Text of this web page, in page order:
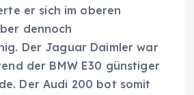
er sich im oberen
dennoch
Der Jaguar Daimler war
der BMW E30 günstiger
Der Audi 200 bot somit